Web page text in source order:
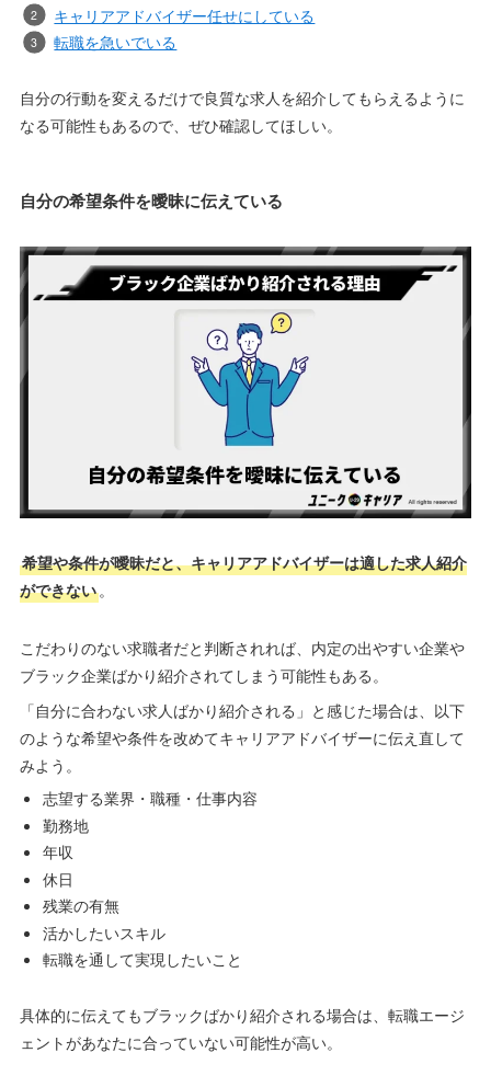
キャリアアドバイザー任せにしている
転職を急いでいる
自分の行動を変えるだけで良質な求人を紹介してもらえるように
なる可能性もあるので、ぜひ確認してほしい。
自分の希望条件を曖昧に伝えている
希望や条件が曖昧だと、キャリアアドバイザーは適した求人紹介
ができない。
こだわりのない求職者だと判断されれば、内定の出やすい企業や
ブラック企業ばかり紹介されてしまう可能性もある。
「自分に合わない求人ばかり紹介される」と感じた場合は、以下
のような希望や条件を改めてキャリアアドバイザーに伝え直して
みよう。
志望する業界・職種・仕事内容
勤務地
年収
休日
残業の有無
活かしたいスキル
転職を通して実現したいこと
具体的に伝えてもブラックばかり紹介される場合は、転職エージ
ェントがあなたに合っていない可能性が高い。